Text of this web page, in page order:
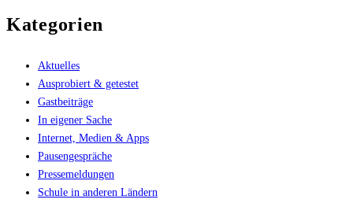
Kategorien
Aktuelles
Ausprobiert & getestet
Gastbeiträge
In eigener Sache
Internet, Medien & Apps
Pausengespräche
Pressemeldungen
Schule in anderen Ländern